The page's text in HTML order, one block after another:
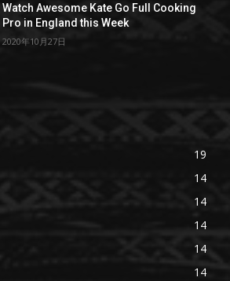
Watch Awesome Kate Go Full Cooking
Pro in England this Week
2020年10月27日
19
14
14
14
14
14